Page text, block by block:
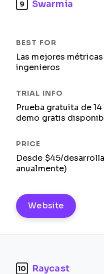
9 Swarmia
Las mejores
ingenieros
Prueba gratuita de
demo gratis
Desde $45/
anualmente)
Website
10 Raycast